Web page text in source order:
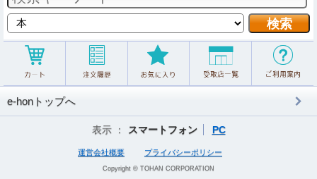
e-honトップへ
表示 ： スマートフォン PC
運営会社概要 プライバシーポリシー
Copyright © TOHAN CORPORATION